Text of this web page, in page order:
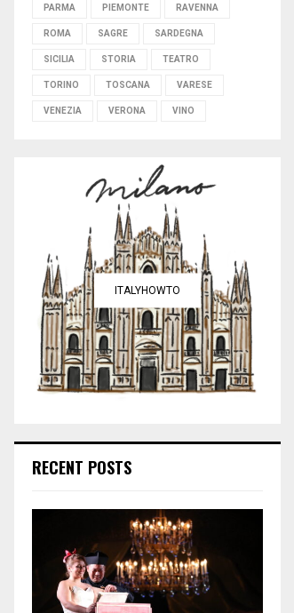
PARMA PIEMONTE RAVENNA
ROMA SAGRE SARDEGNA
SICILIA STORIA TEATRO
TORINO TOSCANA VARESE
VENEZIA VERONA VINO
ITALYHOWTO
RECENT POSTS